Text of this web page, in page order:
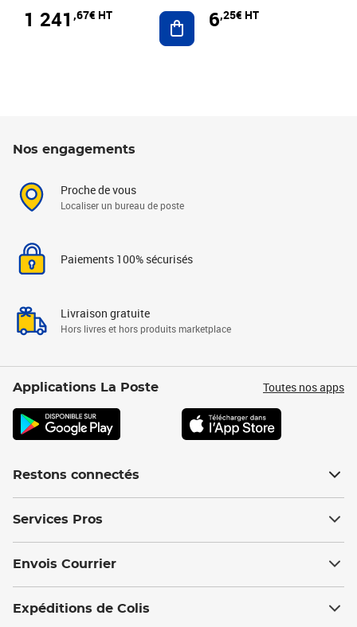
1 241 ,67€ HT Ajouter au panier
6,25€ HT
Nos engagements
Proche de vous
Localiser un bureau de poste
Paiements 100% sécurisés
Livraison gratuite
Hors livres et hors produits marketplace
Applications La Poste Toutes nos apps
Restons connectés
Services Pros
Envois Courrier
Expéditions de Colis